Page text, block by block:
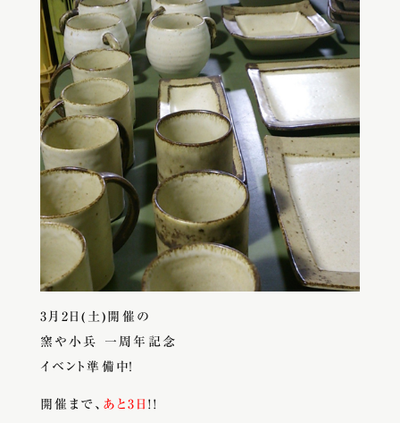
3月2日(土)開催の
窯や小兵 一周年記念
イベント準備中！
開催まで、 あと3日!!